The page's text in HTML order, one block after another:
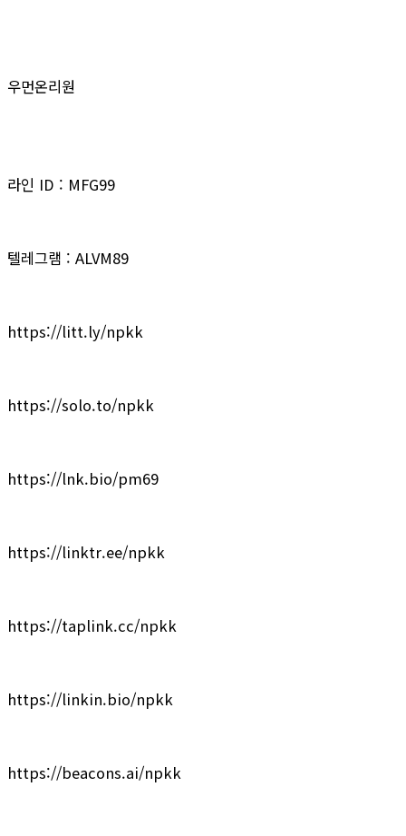
우먼온리원
라인 ID : MFG99
텔레그램 : ALVM89
https://litt.ly/npkk
https://solo.to/npkk
https://lnk.bio/pm69
https://linktr.ee/npkk
https://taplink.cc/npkk
https://linkin.bio/npkk
https://beacons.ai/npkk